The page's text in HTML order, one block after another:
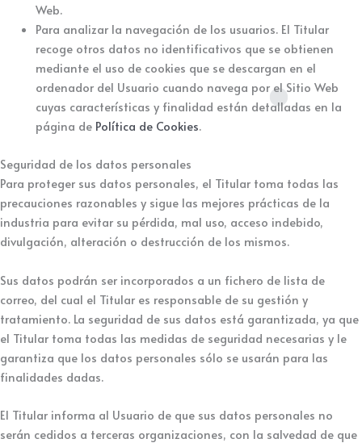
Web.
Para analizar la navegación de los usuarios. El Titular
recoge otros datos no identificativos que se obtienen
mediante el uso de cookies que se descargan en el
ordenador del Usuario cuando navega por el Sitio Web
cuyas características y finalidad están detalladas en la
página de Política de Cookies.
Seguridad de los datos personales
Para proteger sus datos personales, el Titular toma todas las
precauciones razonables y sigue las mejores prácticas de la
industria para evitar su pérdida, mal uso, acceso indebido,
divulgación, alteración o destrucción de los mismos.
Sus datos podrán ser incorporados a un fichero de lista de
correo, del cual el Titular es responsable de su gestión y
tratamiento. La seguridad de sus datos está garantizada, ya que
el Titular toma todas las medidas de seguridad necesarias y le
garantiza que los datos personales sólo se usarán para las
finalidades dadas.
El Titular informa al Usuario de que sus datos personales no
serán cedidos a terceras organizaciones, con la salvedad de que